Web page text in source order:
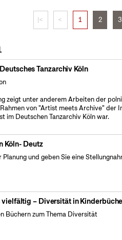
|< < 1 2 3
Tanzarchiv Köln
zeigt unter anderem Arbeiten der
von "Artist meets Archive" der
im Deutschen Tanzarchiv Köln war.
Köln- Deutz
und geben Sie eine
– Diversität in
Büchern zum Thema Diversität